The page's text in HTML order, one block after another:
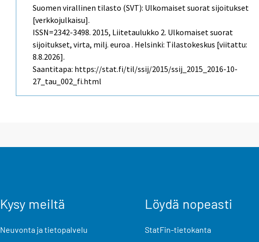
Suomen virallinen tilasto (SVT): Ulkomaiset suorat sijoitukset
[verkkojulkaisu].
ISSN=2342-3498. 2015, Liitetaulukko 2. Ulkomaiset suorat
sijoitukset, virta, milj. euroa . Helsinki: Tilastokeskus [viitattu:
8.8.2026].
Saantitapa: https://stat.fi/til/ssij/2015/ssij_2015_2016-10-
27_tau_002_fi.html
Kysy meiltä
Neuvonta ja tietopalvelu
Löydä nopeasti
StatFin-tietokanta